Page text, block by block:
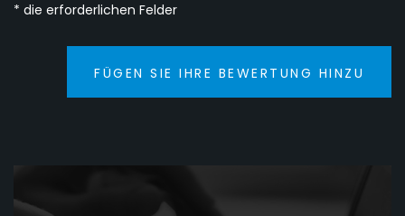
* die erforderlichen Felder
FÜGEN SIE IHRE BEWERTUNG HINZU